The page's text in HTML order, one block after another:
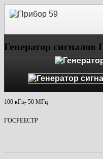
Генератор сигналов
100 кГц- 50 МГц
ГОСРЕЕСТР